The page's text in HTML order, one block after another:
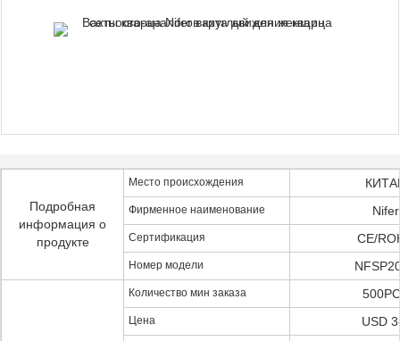
Подробная
информация о
продукте
Место происхождения
Фирменное наименование Nifer
Сертификация CE/
Номер модели
Количество мин заказа
Цена USD